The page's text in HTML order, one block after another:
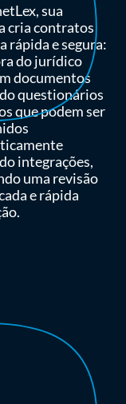
sua
cria contratos
rápida e segura:
do jurídico
documentos
questionários
que podem ser
integrações,
uma revisão
e rápida